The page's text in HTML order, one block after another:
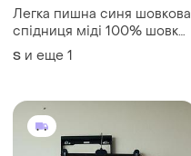
Легка пишна синя шовкова
спідниця міді 100% шовк
вінтаж р. 38 s, м франція
armand ventilo шелковая
шелк
S и еще 1